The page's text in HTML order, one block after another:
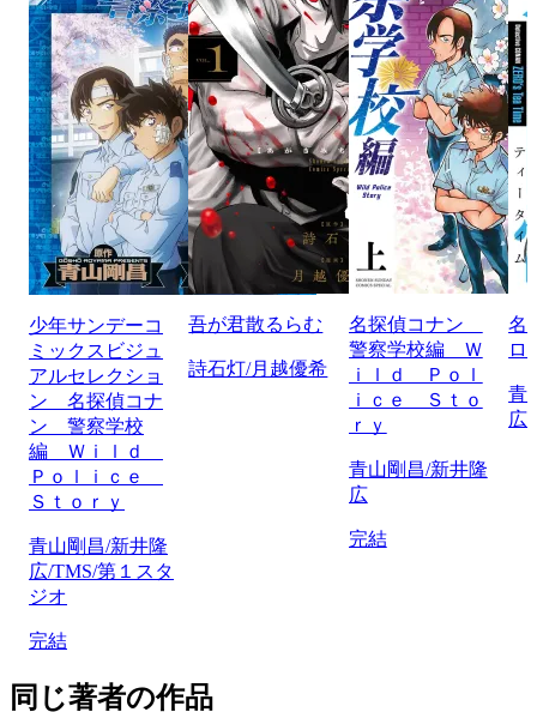
少年サンデーコ
ミックスビジュ
アルセレクショ
ン 名探偵コナ
ン 警察学校
編 Ｗｉｌｄ
Ｐｏｌｉｃｅ
Ｓｔｏｒｙ
青山剛昌/新井隆
広/TMS/第１スタ
ジオ
完結
吾が君散るらむ
詩石灯/月越優希
名探偵コナン
警察学校編 Ｗ
ｉｌｄ Ｐｏｌ
ｉｃｅ Ｓｔｏ
ｒｙ
青山剛昌/新井隆
広
完結
名
ロ
青
広
同じ著者の作品